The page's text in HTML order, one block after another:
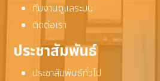
ทีมงานดูแลระบบ
ติดต่อเรา
ประชาสัมพันธ์
ประชาสัมพันธ์ทั่วไป